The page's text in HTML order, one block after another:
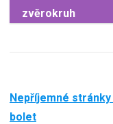
zvěrokruh
Nepříjemné
bolet